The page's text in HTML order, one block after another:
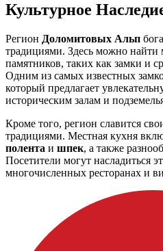
Культурное
Регион Доломитовых Альп
традициями. Здесь можно найти
памятников, таких как замки и
Одним из самых известных
который предлагает
историческим залам и
Кроме того, регион славится
традициями. Местная кухня
полента и шпек, а также
Посетители могут насладиться
многочисленных ресторанах и